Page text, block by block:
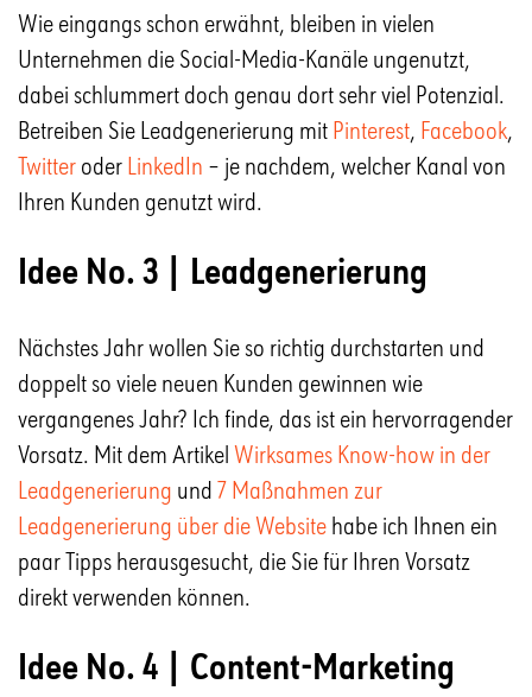
Wie eingangs schon erwähnt, bleiben in vielen
Unternehmen die Social-Media-Kanäle ungenutzt,
dabei schlummert doch genau dort sehr viel Potenzial.
Betreiben Sie Leadgenerierung mit Pinterest, Facebook,
Twitter oder LinkedIn – je nachdem, welcher Kanal von
Ihren Kunden genutzt wird.
Idee No. 3 | Leadgenerierung
Nächstes Jahr wollen Sie so richtig durchstarten und
doppelt so viele neuen Kunden gewinnen wie
vergangenes Jahr? Ich finde, das ist ein hervorragender
Vorsatz. Mit dem Artikel Wirksames Know-how in der
Leadgenerierung und 7 Maßnahmen zur
Leadgenerierung über die Website habe ich Ihnen ein
paar Tipps herausgesucht, die Sie für Ihren Vorsatz
direkt verwenden können.
Idee No. 4 | Content-Marketing